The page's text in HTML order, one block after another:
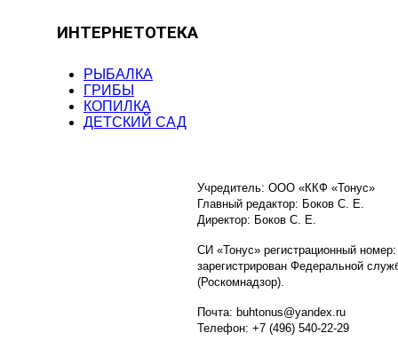
ИНТЕРНЕТОТЕКА
РЫБАЛКА
ГРИБЫ
КОПИЛКА
ДЕТСКИЙ САД
Учредитель: ООО «ККФ «Тонус»
Главный редактор: Боков С. Е.
Директор: Боков С. Е.
СИ «Тонус» регистрационный
зарегистрирован Федеральной
(Роскомнадзор).
Почта: buhtonus@yandex.ru
Телефон: +7 (496) 540-22-29